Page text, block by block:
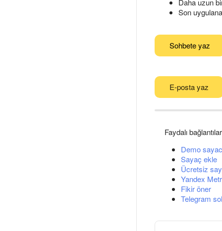
Daha uzun
Son
Sohbete yaz
E-posta yaz
Faydalı bağlantılar
Demo
Sayaç ekle
Ücretsiz
Yandex
Fikir öner
Telegram